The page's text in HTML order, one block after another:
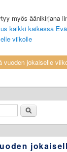
myös äänikirjana
kaikki kaikessa
viikolle
vuoden jokaiselle
Etsi